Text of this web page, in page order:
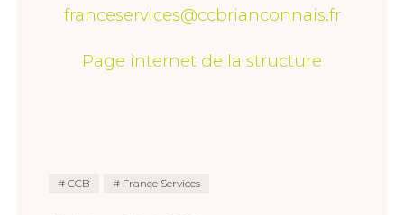
franceservices@ccbrianconnais.fr
Page internet de la structure
CCB France Services